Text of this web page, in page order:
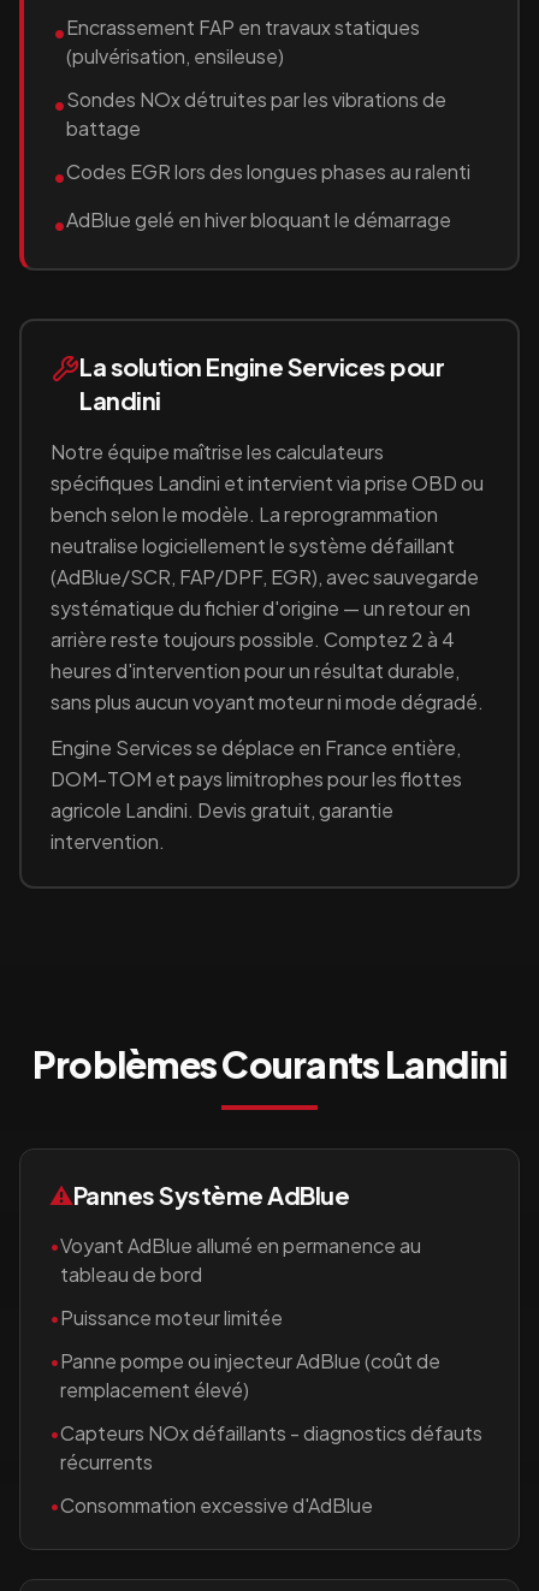
•Encrassement FAP en travaux statiques
(pulvérisation, ensileuse)
•Sondes NOx détruites par les vibrations de
battage
•Codes EGR lors des longues phases au ralenti
•AdBlue gelé en hiver bloquant le démarrage
La solution Engine Services pour
Landini
Notre équipe maîtrise les calculateurs
spécifiques Landini et intervient via prise OBD ou
bench selon le modèle. La reprogrammation
neutralise logiciellement le système défaillant
(AdBlue/SCR, FAP/DPF, EGR), avec sauvegarde
systématique du fichier d'origine — un retour en
arrière reste toujours possible. Comptez 2 à 4
heures d'intervention pour un résultat durable,
sans plus aucun voyant moteur ni mode dégradé.
Engine Services se déplace en France entière,
DOM-TOM et pays limitrophes pour les flottes
agricole Landini. Devis gratuit, garantie
intervention.
Problèmes CourantsLandini
⚠️Pannes Système AdBlue
•Voyant AdBlue allumé en permanence au
tableau de bord
•Puissance moteur limitée
•Panne pompe ou injecteur AdBlue (coût de
remplacement élevé)
•Capteurs NOx défaillants - diagnostics défauts
récurrents
•Consommation excessive d'AdBlue